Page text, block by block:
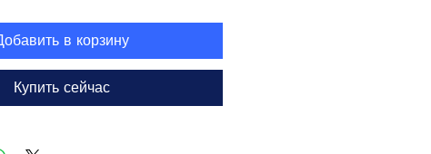
в корзину
Купить сейчас